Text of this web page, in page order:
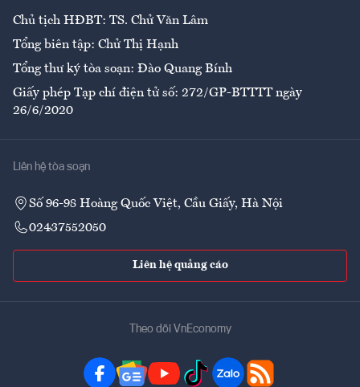
Chủ tịch HĐBT: TS. Chử Văn Lâm
Tổng biên tập: Chử Thị Hạnh
Tổng thư ký tòa soạn: Đào Quang Bính
Giấy phép Tạp chí điện tử số: 272/GP-BTTTT ngày
26/6/2020
Liên hệ tòa soạn
Số 96-98 Hoàng Quốc Việt, Cầu Giấy, Hà Nội
02437552050
Liên hệ quảng cáo
Theo dõi VnEconomy